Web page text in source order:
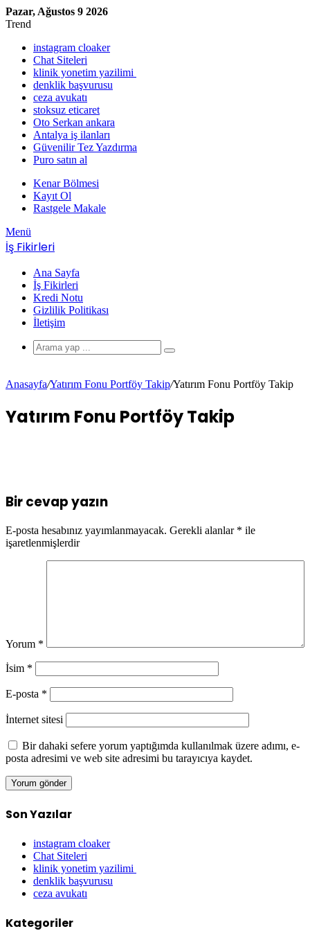
Pazar, Ağustos 9 2026
Trend
instagram cloaker
Chat Siteleri
klinik yonetim yazilimi
denklik başvurusu
ceza avukatı
stoksuz eticaret
Oto Serkan ankara
Antalya iş ilanları
Güvenilir Tez Yazdırma
Puro satın al
Kenar Bölmesi
Kayıt Ol
Rastgele Makale
Menü
İş Fikirleri
Ana Sayfa
İş Fikirleri
Kredi Notu
Gizlilik Politikası
İletişim
Anasayfa/Yatırım Fonu Portföy Takip/Yatırım Fonu Portföy Takip
Yatırım Fonu Portföy Takip
Bir cevap yazın
E-posta hesabınız yayımlanmayacak. Gerekli alanlar * ile
işaretlenmişlerdir
Yorum *
İsim *
E-posta *
İnternet sitesi
Bir dahaki sefere yorum yaptığımda kullanılmak üzere adımı, e-
posta adresimi ve web site adresimi bu tarayıcıya kaydet.
Son Yazılar
instagram cloaker
Chat Siteleri
klinik yonetim yazilimi
denklik başvurusu
ceza avukatı
Kategoriler